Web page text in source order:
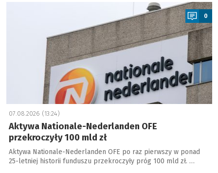
0
07.08.2026 (13:24)
Aktywa Nationale-Nederlanden OFE
przekroczyły 100 mld zł
Aktywa Nationale-Nederlanden OFE po raz pierwszy w ponad
25-letniej historii funduszu przekroczyły próg 100 mld zł. …